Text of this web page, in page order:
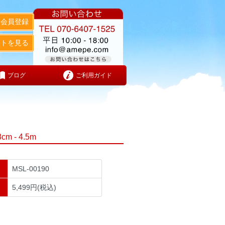
員登録
を見る
ブログ ご利用ガイド
- 4.5m
MSL-00190
5,499円(税込)